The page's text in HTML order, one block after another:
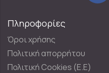
Πληροφορίες
Όροι χρήσης
Πολιτική απορρήτου
Πολιτική Cookies (E.E)